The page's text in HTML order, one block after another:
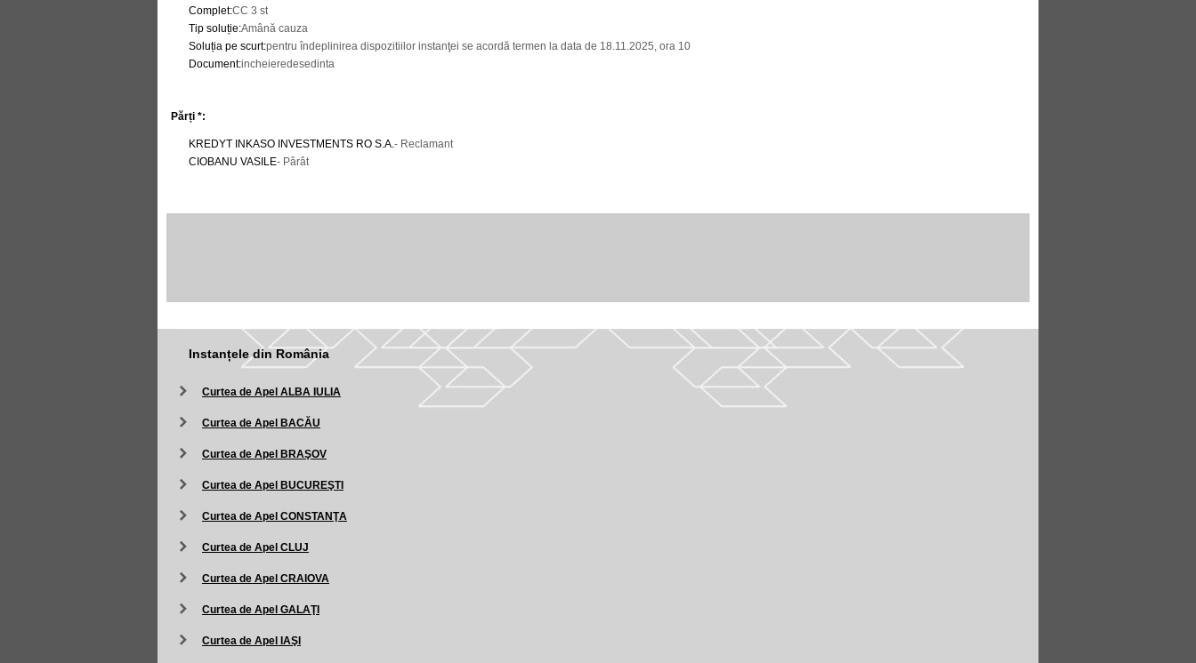
Complet:CC 3 st
Tip soluție:Amână cauza
Soluția pe scurt:pentru îndeplinirea dispozitiilor instanţei se acordă termen la data de 18.11.2025, ora 10
Document:incheieredesedinta
Părți *:
KREDYT INKASO INVESTMENTS RO S.A.- Reclamant
CIOBANU VASILE- Pârât
Instanțele din România
Curtea de Apel ALBA IULIA
Curtea de Apel BACĂU
Curtea de Apel BRAŞOV
Curtea de Apel BUCUREŞTI
Curtea de Apel CONSTANŢA
Curtea de Apel CLUJ
Curtea de Apel CRAIOVA
Curtea de Apel GALAŢI
Curtea de Apel IAŞI